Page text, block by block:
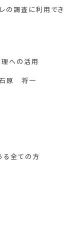
の調査に利用でき
への活用
石原 将一
る全ての方